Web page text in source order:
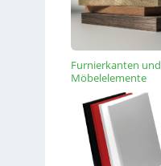
Furnierkanten und
Möbelelemente